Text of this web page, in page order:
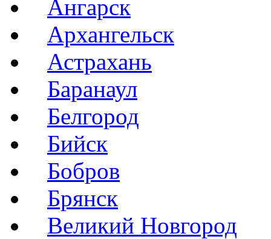
Ангарск
Архангельск
Астрахань
Баранаул
Белгород
Бийск
Бобров
Брянск
Великий Новгород